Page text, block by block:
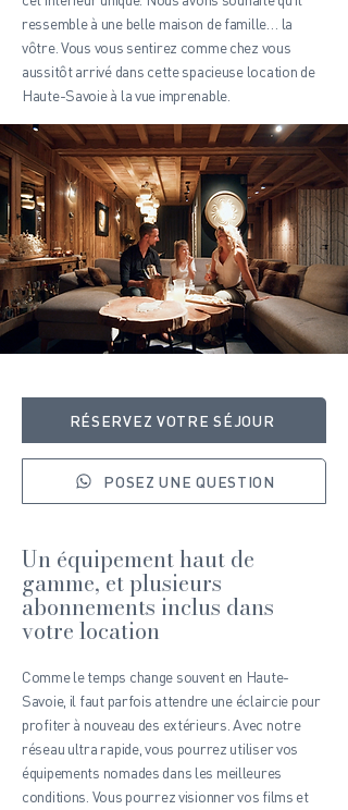
ressemble à une belle maison de famille… la
vôtre. Vous vous sentirez comme chez vous
aussitôt arrivé dans cette spacieuse location de
Haute-Savoie à la vue imprenable.
RÉSERVEZ VOTRE SÉJOUR
POSEZ UNE QUESTION
Un équipement haut de
gamme, et plusieurs
abonnements inclus dans
votre location
Comme le temps change souvent en Haute-
Savoie, il faut parfois attendre une éclaircie pour
profiter à nouveau des extérieurs. Avec notre
réseau ultra rapide, vous pourrez utiliser vos
équipements nomades dans les meilleures
conditions. Vous pourrez visionner vos films et